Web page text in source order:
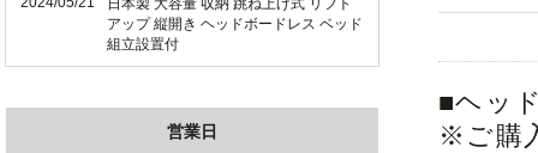
■ヘッ
※ご購
アップ 縦開き ヘッドボードレス ベッド
組立設置付
ド 組立設置 付き
営業日